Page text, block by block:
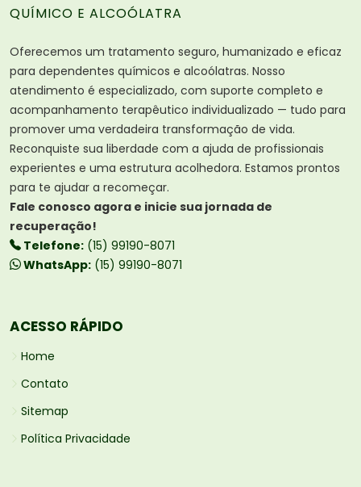
QUÍMICO E ALCOÓLATRA
Oferecemos um tratamento seguro, humanizado e eficaz
para dependentes químicos e alcoólatras. Nosso
atendimento é especializado, com suporte completo e
acompanhamento terapêutico individualizado — tudo para
promover uma verdadeira transformação de vida.
Reconquiste sua liberdade com a ajuda de profissionais
experientes e uma estrutura acolhedora. Estamos prontos
para te ajudar a recomeçar.
Fale conosco agora e inicie sua jornada de
recuperação!
Telefone: (15) 99190-8071
WhatsApp: (15) 99190-8071
ACESSO RÁPIDO
Home
Contato
Sitemap
Política Privacidade